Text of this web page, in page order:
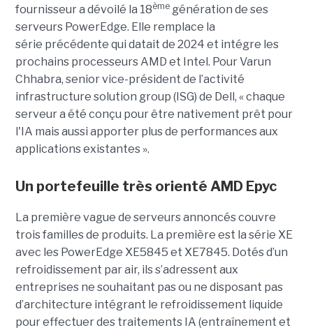
fournisseur a dévoilé la 18èmegénération de ses
serveurs PowerEdge. Elle remplace la
série précédente qui datait de 2024 et intégre les
prochains processeurs AMD et Intel. Pour Varun
Chhabra, senior vice-président de l’activité
infrastructure solution group (ISG) de Dell, « chaque
serveur a été conçu pour être nativement prêt pour
l'IA mais aussi apporter plus de performances aux
applications existantes ».
Un portefeuille très orienté AMD Epyc
La première vague de serveurs annoncés couvre
trois familles de produits. La première est la série XE
avec les PowerEdge XE5845 et XE7845. Dotés d’un
refroidissement par air, ils s’adressent aux
entreprises ne souhaitant pas ou ne disposant pas
d’architecture intégrant le refroidissement liquide
pour effectuer des traitements IA (entraînement et